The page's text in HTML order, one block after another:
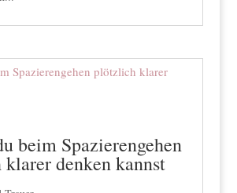
beim Spazierengehen
denken kannst